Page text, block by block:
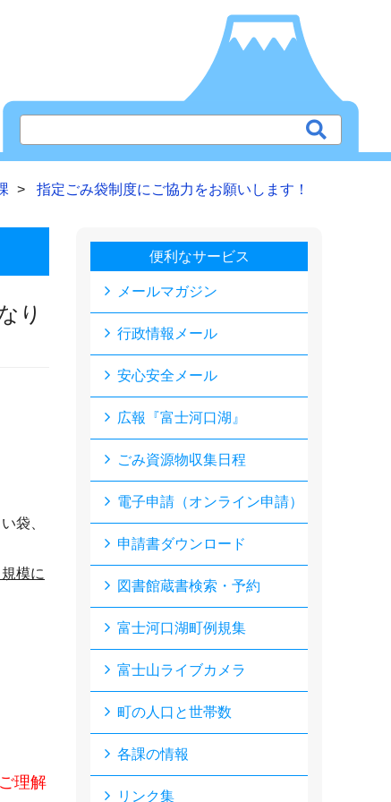
指定ごみ袋制度にご協力をお願いします！
り
袋、
模に
理解
便利なサービス
メールマガジン
行政情報メール
安心安全メール
広報『富士河口湖』
ごみ資源物収集日程
電子申請（オンライン申請）
申請書ダウンロード
図書館蔵書検索・予約
富士河口湖町例規集
富士山ライブカメラ
町の人口と世帯数
各課の情報
リンク集